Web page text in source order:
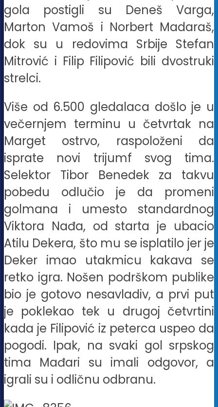
gola postigli su Deneš Varga,
Marton Vamoš i Norbert Madaraš,
dok su u redovima Srbije Stefan
Mitrović i Filip Filipović bili dvostruki
strelci.
Više od 6.500 gledalaca došlo je u
večernjem terminu u četvrtak na
Marget ostrvo, raspoloženi da
isprate novi trijumf svog tima.
Selektor Tibor Benedek za takvu
pobedu odlučio je da promeni
golmana i umesto standardnog
Viktora Nađa, od starta je ubacio
Atilu Dekera, što mu se isplatilo jer je
Deker imao utakmicu kakava se
retko igra. Nošen podrškom publike
bio je gotovo nesavladiv, a prvi put
je poklekao tek u drugoj četvrtini
kada je Filipović iz peterca uspeo da
pogodi. Ipak, na svaki gol srpskog
tima Mađari su imali odgovor, a
igrali su i odličnu odbranu.